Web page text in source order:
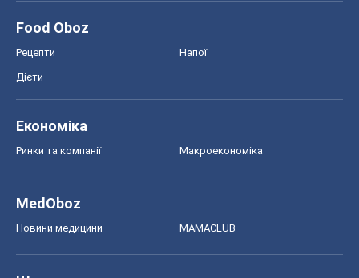
Food Oboz
Рецепти Напої
Дієти
Економіка
Ринки та компанії Макроекономіка
MedOboz
Новини медицини MAMACLUB